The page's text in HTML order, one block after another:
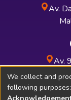
Av.
Av.
We collect and
following purposes: